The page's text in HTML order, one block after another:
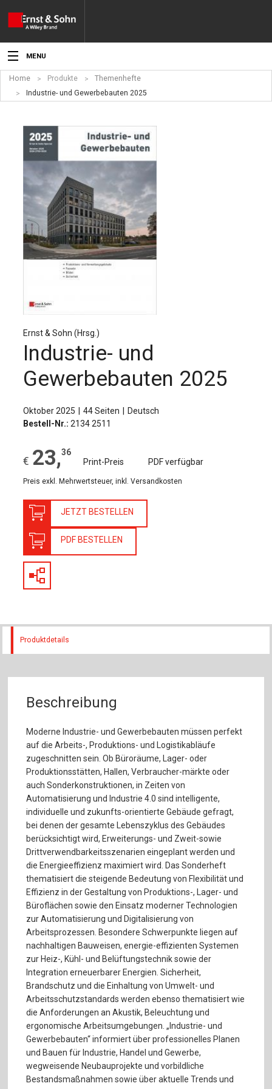
MENU
Aktuelles
Angebote
Produkte
Werben
Service
Für Autor:innen
Verlag
Sprache / Language: DE
Home Produkte
Themenhefte
Industrie- und Gewerbebauten 2025
Ernst & Sohn (Hrsg.)
Industrie- und
Gewerbebauten 2025
Oktober 2025 44 Seiten
Deutsch
Bestell-Nr.: 2134 2511
€ 23,36
Print-Preis
PDF verfügbar
Preis exkl. Mehrwertsteuer, inkl. Versandkosten
JETZT BESTELLEN
PDF BESTELLEN
Produktdetails
Beschreibung
Moderne Industrie- und Gewerbebauten müssen perfekt
auf die Arbeits-, Produktions- und Logistikabläufe
zugeschnitten sein. Ob Büroräume, Lager- oder
Produktionsstätten, Hallen, Verbraucher-märkte oder
auch Sonderkonstruktionen, in Zeiten von
Automatisierung und Industrie 4.0 sind intelligente,
individuelle und zukunfts-orientierte Gebäude gefragt,
bei denen der gesamte Lebenszyklus des Gebäudes
berücksichtigt wird, Erweiterungs- und Zweit-sowie
Drittverwendbarkeitsszenarien eingeplant werden und
die Energieeffizienz maximiert wird. Das Sonderheft
thematisiert die steigende Bedeutung von Flexibilität und
Effizienz in der Gestaltung von Produktions-, Lager- und
Büroflächen sowie den Einsatz moderner Technologien
zur Automatisierung und Digitalisierung von
Arbeitsprozessen. Besondere Schwerpunkte liegen auf
nachhaltigen Bauweisen, energie-effizienten Systemen
zur Heiz-, Kühl- und Belüftungstechnik sowie der
Integration erneuerbarer Energien. Sicherheit,
Brandschutz und die Einhaltung von Umwelt- und
Arbeitsschutzstandards werden ebenso thematisiert wie
die Anforderungen an Akustik, Beleuchtung und
ergonomische Arbeitsumgebungen. „Industrie- und
Gewerbebauten“ informiert über professionelles Planen
und Bauen für Industrie, Handel und Gewerbe,
wegweisende Neubauprojekte und vorbildliche
Bestandsmaßnahmen sowie über aktuelle Trends und